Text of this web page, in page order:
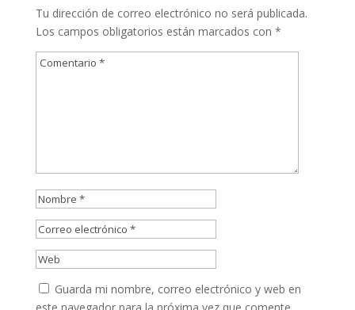
Tu dirección de correo electrónico no será publicada.
Los campos obligatorios están marcados con *
Guarda mi nombre, correo electrónico y web en